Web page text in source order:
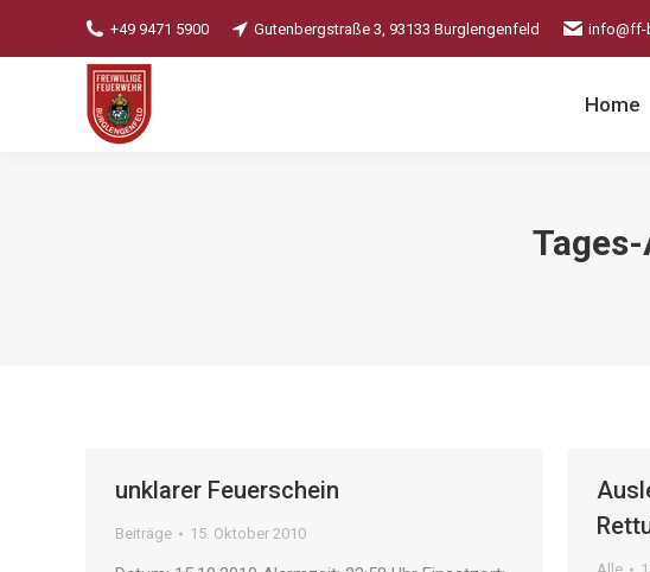
+49 9471 5900 Gutenbergstraße 3, 93133 Burglengenfeld info@ff-
Home
unklarer Feuerschein
Beiträge 15. Oktober 2010